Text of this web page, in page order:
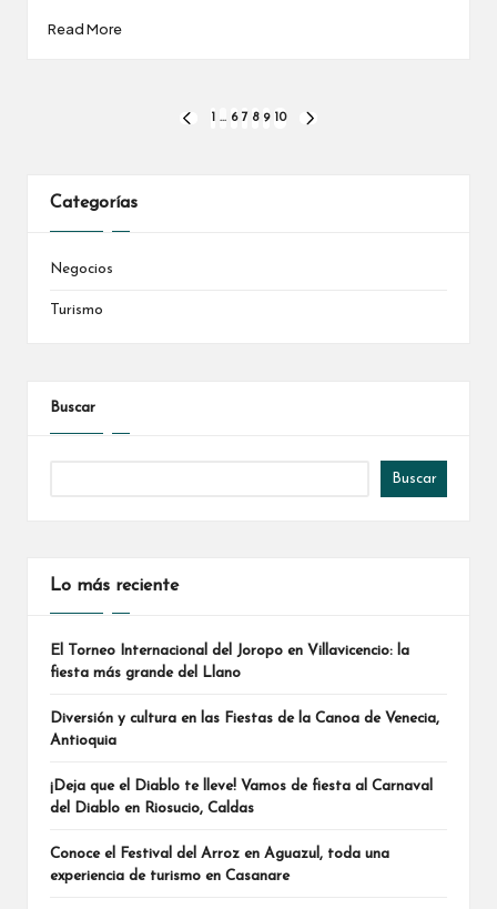
Read More
entradas
PREVIOUS
… 6 7 8 9 10
Categorías
Negocios
Turismo
Buscar
Buscar
Lo más reciente
El Torneo Internacional del Joropo en Villavicencio: la
fiesta más grande del Llano
Diversión y cultura en las Fiestas de la Canoa de Venecia,
Antioquia
¡Deja que el Diablo te lleve! Vamos de fiesta al Carnaval
del Diablo en Riosucio, Caldas
Conoce el Festival del Arroz en Aguazul, toda una
experiencia de turismo en Casanare